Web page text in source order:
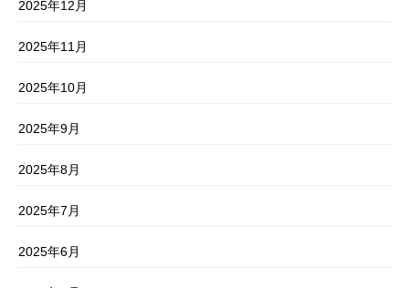
2025年12月
2025年11月
2025年10月
2025年9月
2025年8月
2025年7月
2025年6月